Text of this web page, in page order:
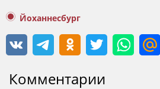
Йоханнесбург
Комментарии